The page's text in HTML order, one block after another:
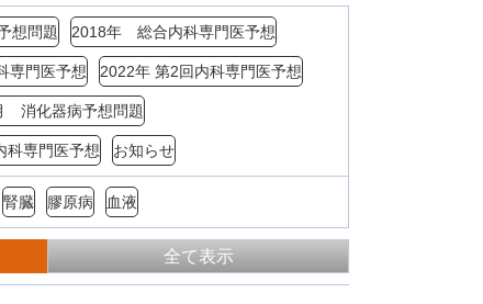
想問題 2018年 総合内科専門医予想
専門医予想 2022年 第2回内科専門医予想
消化器病予想問題
科専門医予想 お知らせ
腎臓 膠原病 血液
全て表示